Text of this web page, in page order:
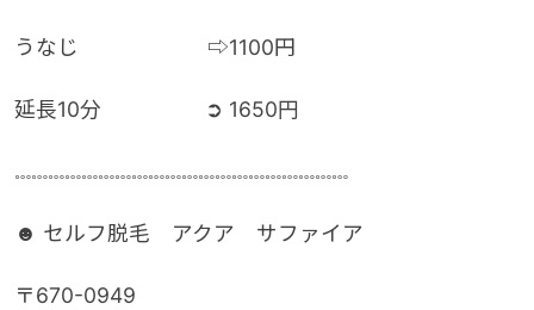
うなじ ⇨1100円
延長10分 ➲ 1650円
𓏧𓏧𓏧𓏧𓏧𓏧𓏧𓏧𓏧𓏧𓏧𓏧𓏧𓏧𓏧𓏧𓏧𓏧𓏧𓏧
☻ セルフ脱毛 アクア サファイア
〒670-0949